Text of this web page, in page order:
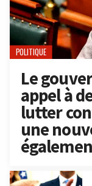
POLITIQUE
Le
appel à
lutter
une